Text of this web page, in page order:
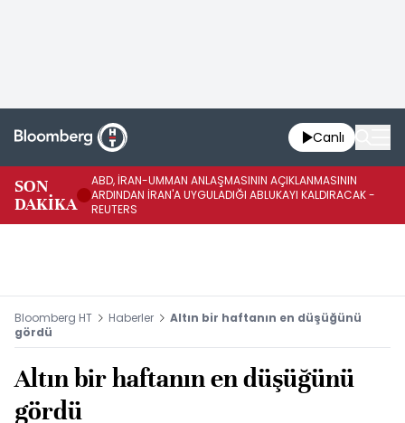
Canlı
SON
DAKİKA
ABD, İRAN-UMMAN ANLAŞMASININ AÇIKLANMASININ
ARDINDAN İRAN'A UYGULADIĞI ABLUKAYI KALDIRACAK -
REUTERS
Bloomberg HT Haberler
Altın bir haftanın en düşüğünü
gördü
Altın bir haftanın en düşüğünü
gördü